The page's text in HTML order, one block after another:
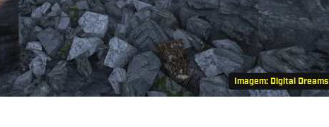
Imagem: Digital Dreams